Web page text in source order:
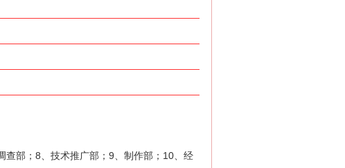
查部；8、技术推广部；9、制作部；10、经